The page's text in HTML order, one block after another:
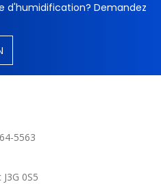
d'humidification? Demandez
5563
0S5